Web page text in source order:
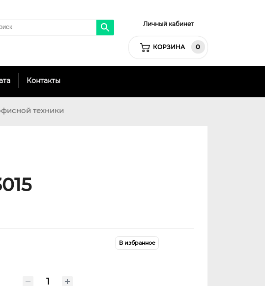
Личный кабинет
КОРЗИНА 0
Контакты
техники
В избранное